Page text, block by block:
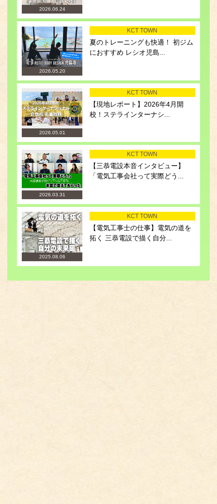
2026.06.24
2026.05.20
KCT TOWN
夏のトレーニングも快適！ 初ジム
におすすめ レシオ児島...
2026.05.01
KCT TOWN
【現地レポート】2026年4月開
校！ステラインターナシ...
2026.03.31
KCT TOWN
【三恭電設本音インタビュー】
「電気工事会社って実際どう...
2025.08.06
KCT TOWN
【電気工事士の仕事】電気の道を
拓く 三恭電設で描く自分...